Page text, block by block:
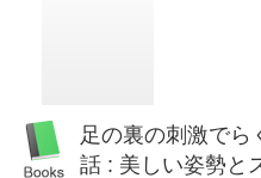
足の裏の刺激でら
話 : 美しい姿勢と